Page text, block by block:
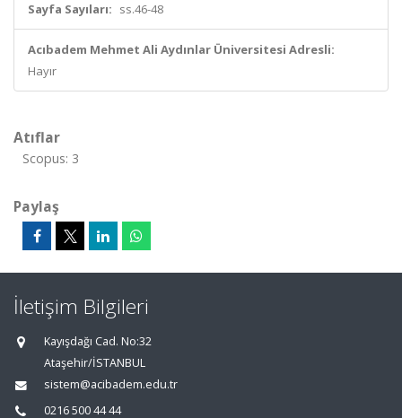
Sayfa Sayıları: ss.46-48
Acıbadem Mehmet Ali Aydınlar Üniversitesi Adresli:
Hayır
Atıflar
Scopus: 3
Paylaş
İletişim Bilgileri
Kayışdağı Cad. No:32
Ataşehir/İSTANBUL
sistem@acibadem.edu.tr
0216 500 44 44